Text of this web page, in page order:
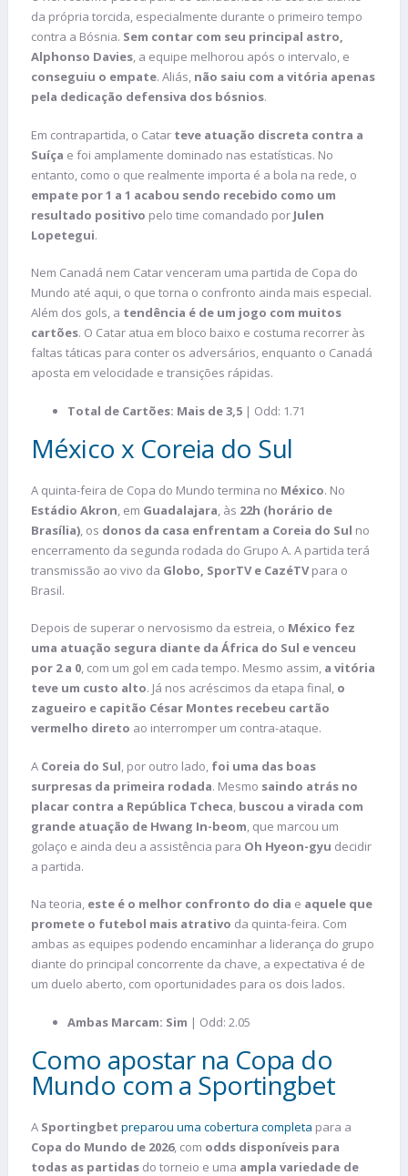
da própria torcida, especialmente durante o primeiro tempo
contra a Bósnia. Sem contar com seu principal astro,
Alphonso Davies, a equipe melhorou após o intervalo, e
conseguiu o empate. Aliás, não saiu com a vitória apenas
pela dedicação defensiva dos bósnios.
Em contrapartida, o Catar teve atuação discreta contra a
Suíça e foi amplamente dominado nas estatísticas. No
entanto, como o que realmente importa é a bola na rede, o
empate por 1 a 1 acabou sendo recebido como um
resultado positivo pelo time comandado por Julen
Lopetegui.
Nem Canadá nem Catar venceram uma partida de Copa do
Mundo até aqui, o que torna o confronto ainda mais especial.
Além dos gols, a tendência é de um jogo com muitos
cartões. O Catar atua em bloco baixo e costuma recorrer às
faltas táticas para conter os adversários, enquanto o Canadá
aposta em velocidade e transições rápidas.
Total de Cartões: Mais de 3,5 | Odd: 1.71
México x Coreia do Sul
A quinta-feira de Copa do Mundo termina no México. No
Estádio Akron, em Guadalajara, às 22h (horário de
Brasília), os donos da casa enfrentam a Coreia do Sul no
encerramento da segunda rodada do Grupo A. A partida terá
transmissão ao vivo da Globo, SporTV e CazéTVpara o
Brasil.
Depois de superar o nervosismo da estreia, o México fez
uma atuação segura diante da África do Sul e venceu
por 2 a 0, com um gol em cada tempo. Mesmo assim, a vitória
teve um custo alto. Já nos acréscimos da etapa final, o
zagueiro e capitão César Montes recebeu cartão
vermelho direto ao interromper um contra-ataque.
A Coreia do Sul, por outro lado, foi uma das boas
surpresas da primeira rodada. Mesmo saindo atrás no
placar contra a República Tcheca, buscou a virada com
grande atuação de Hwang In-beom, que marcou um
golaço e ainda deu a assistência para Oh Hyeon-gyu decidir
a partida.
Na teoria, este é o melhor confronto do dia e aquele que
promete o futebol mais atrativo da quinta-feira. Com
ambas as equipes podendo encaminhar a liderança do grupo
diante do principal concorrente da chave, a expectativa é de
um duelo aberto, com oportunidades para os dois lados.
Ambas Marcam: Sim | Odd: 2.05
Como apostar na Copa do
Mundo com a Sportingbet
A Sportingbet preparou uma cobertura completa para a
Copa do Mundo de 2026, com odds disponíveis para
todas as partidas do torneio e uma ampla variedade de